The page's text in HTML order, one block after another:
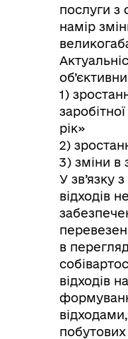
послуги з
намір
1)
рік»
2)
3) зміни в
У зв’язку
відходів
в
відходів
побутових